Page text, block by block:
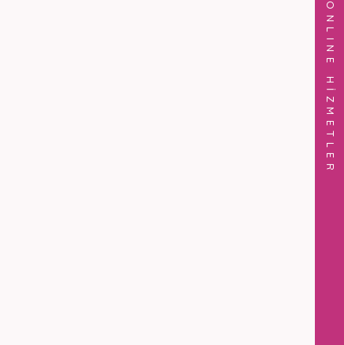
ONLINE HİZMETLER